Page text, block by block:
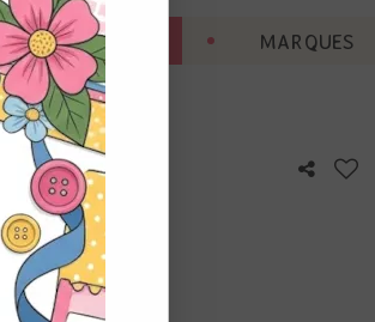
BONNES AFFAIRES MARQUES